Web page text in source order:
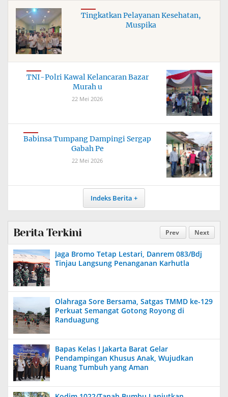
Tingkatkan Pelayanan Kesehatan,
Muspika
TNI-Polri Kawal Kelancaran Bazar
Murah u
22 Mei 2026
Babinsa Tumpang Dampingi Sergap
Gabah Pe
22 Mei 2026
Indeks Berita
Prev Next
Berita Terkini
Jaga Bromo Tetap Lestari, Danrem 083/Bdj
Tinjau Langsung Penanganan Karhutla
Olahraga Sore Bersama, Satgas TMMD ke-129
Perkuat Semangat Gotong Royong di
Randuagung
Bapas Kelas I Jakarta Barat Gelar
Pendampingan Khusus Anak, Wujudkan
Ruang Tumbuh yang Aman